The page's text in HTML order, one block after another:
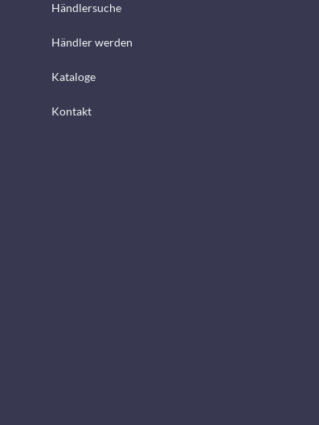
Händlersuche
Händler werden
Kataloge
Kontakt